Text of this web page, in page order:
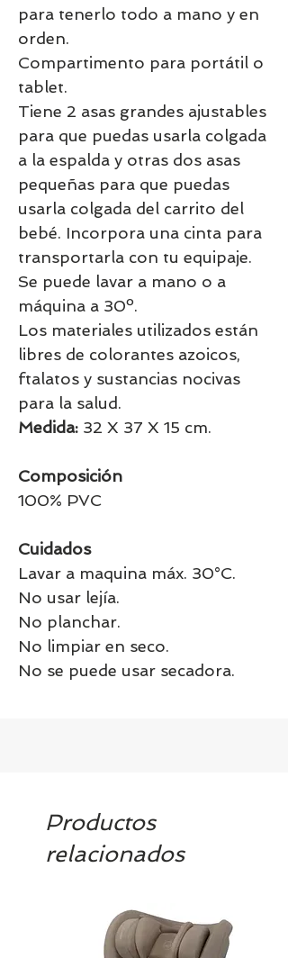
para tenerlo todo a mano y en
orden.
Compartimento para portátil o
tablet.
Tiene 2 asas grandes ajustables
para que puedas usarla colgada
a la espalda y otras dos asas
pequeñas para que puedas
usarla colgada del carrito del
bebé. Incorpora una cinta para
transportarla con tu equipaje.
Se puede lavar a mano o a
máquina a 30º.
Los materiales utilizados están
libres de colorantes azoicos,
ftalatos y sustancias nocivas
para la salud.
Medida: 32 X 37 X 15 cm.
Composición
100% PVC
Cuidados
Lavar a maquina máx. 30°C.
No usar lejía.
No planchar.
No limpiar en seco.
No se puede usar secadora.
Productos
relacionados